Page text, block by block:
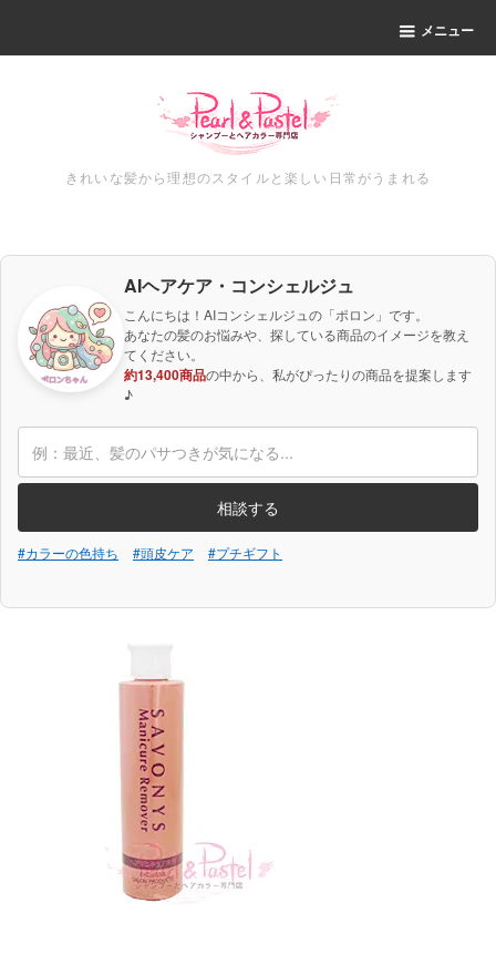
メニュー
きれいな髪から理想のスタイルと楽しい日常がうまれる
AIヘアケア・コンシェルジュ
こんにちは！AIコンシェルジュの「ポロン」です。
あなたの髪のお悩みや、探している商品のイメージを教え
てください。
約13,400商品の中から、私がぴったりの商品を提案します
♪
相談する
#カラーの色持ち #頭皮ケア #プチギフト